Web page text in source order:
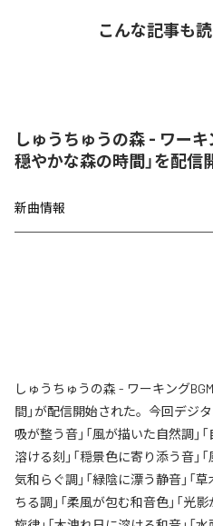
こんな記事も
しゅうちゅうの森 - ワーキ
穏やかな森の時間」を配信
新曲情報
しゅうちゅうの森 - ワーキング
間」が配信開始された。今回デジ
吸が整う音」「風が描いた自然調」
溶ける刻」「穏景色に寄り添う音」
気和らぐ調」「緑陰に漂う静音」「
ちる調」「柔風が包む和音色」「光